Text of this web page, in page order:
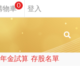
0
金試算 存股名單